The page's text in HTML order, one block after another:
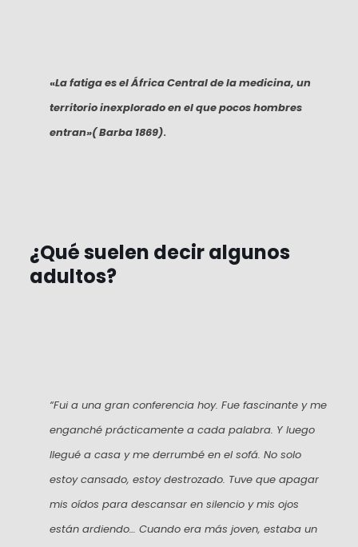
«La fatiga es el África Central de la medicina, un
territorio inexplorado en el que pocos hombres
entran»( Barba 1869).
¿Qué suelen decir algunos
adultos?
“Fui a una gran conferencia hoy. Fue fascinante y me
enganché prácticamente a cada palabra. Y luego
llegué a casa y me derrumbé en el sofá. No solo
estoy cansado, estoy destrozado. Tuve que apagar
mis oídos para descansar en silencio y mis ojos
están ardiendo… Cuando era más joven, estaba un